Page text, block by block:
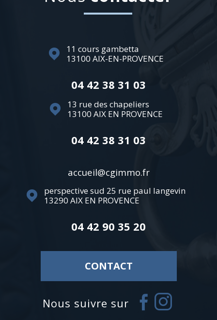
11 cours gambetta
13100 AIX-EN-PROVENCE
04 42 38 31 03
13 rue des chapeliers
13100 AIX EN PROVENCE
04 42 38 31 03
accueil@cgimmo.fr
perspective sud 25 rue paul langevin
13290 AIX EN PROVENCE
04 42 90 35 20
CONTACT
nous suivre sur